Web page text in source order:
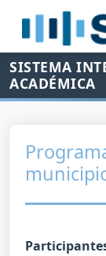
SISTEMA
ACADÉMICA